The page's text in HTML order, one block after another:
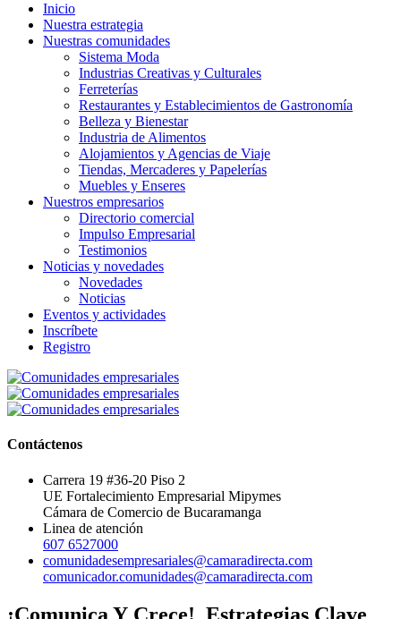
Inicio
Nuestra estrategia
Nuestras comunidades
Sistema Moda
Industrias Creativas y Culturales
Ferreterías
Restaurantes y Establecimientos de Gastronomía
Belleza y Bienestar
Industria de Alimentos
Alojamientos y Agencias de Viaje
Tiendas, Mercaderes y Papelerías
Muebles y Enseres
Nuestros empresarios
Directorio comercial
Impulso Empresarial
Testimonios
Noticias y novedades
Novedades
Noticias
Eventos y actividades
Inscríbete
Registro
Contáctenos
Carrera 19 #36-20 Piso 2
UE Fortalecimiento Empresarial Mipymes
Cámara de Comercio de Bucaramanga
Linea de atención
607 6527000
comunidadesempresariales@camaradirecta.com
comunicador.comunidades@camaradirecta.com
¡Comunica Y Crece! Estrategias Clave